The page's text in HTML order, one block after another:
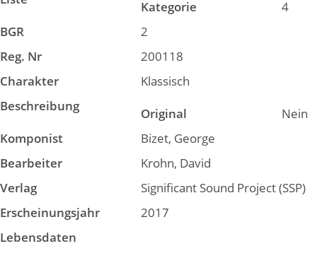
Kategorie
4
BGR
2
Reg. Nr
200118
Charakter
Klassisch
Beschreibung
Original
Nein
Komponist
Bizet, George
Bearbeiter
Krohn, David
Verlag
Significant Sound Project (SSP)
Erscheinungsjahr
2017
Lebensdaten